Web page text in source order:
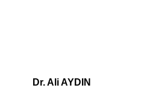
Dr. Ali AYDIN